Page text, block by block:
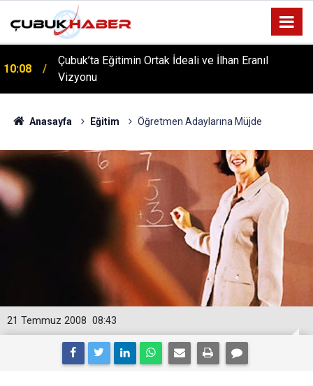
12:06
ÇUBUK’TA ‘YAZA MERHABA’ COŞKUSU: Kursiyerler
Gönüllerince Eğlendi!
Anasayfa Eğitim Öğretmen Adaylarına Müjde
08:43
21 Temmuz 2008